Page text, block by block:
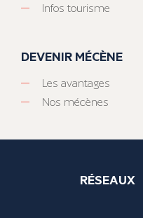
Infos tourisme
DEVENIR MÉCÈNE
Les avantages
Nos mécènes
RÉSEAUX